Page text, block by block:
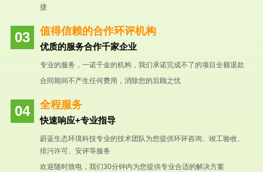
捷
值得信赖的合作环评机构
优质的服务合作千家企业
专业的服务，一诺千金的机构，我们承诺完成不了的项目全额退款
合同期间不产生任何费用，消除您的后顾之忧
全程服务
快速响应+专业指导
蔚蓝生态环境科技专业的技术团队为您提供环评咨询、竣工验收、
排污许可、安评等服务
欢迎随时致电，我们30分钟内为您提供专业合适的解决方案